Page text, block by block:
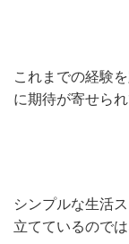
これまでの経験
に期待が寄せられ
シンプルな生活
立てているので